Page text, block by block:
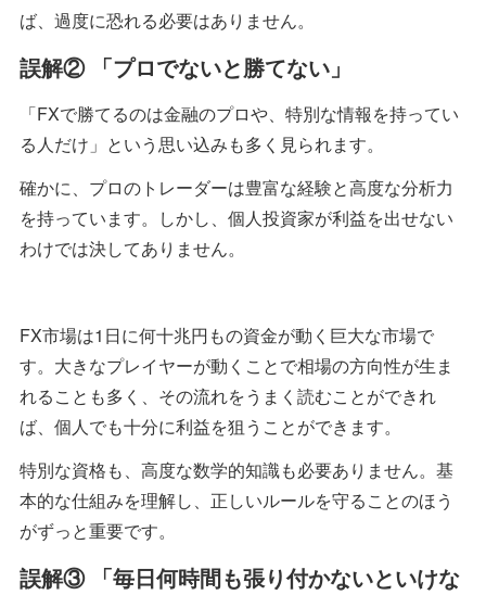
ば、過度に恐れる必要はありません。
誤解② 「プロでないと勝てない」
「FXで勝てるのは金融のプロや、特別な情報を持ってい
る人だけ」という思い込みも多く見られます。
確かに、プロのトレーダーは豊富な経験と高度な分析力
を持っています。しかし、個人投資家が利益を出せない
わけでは決してありません。
FX市場は1日に何十兆円もの資金が動く巨大な市場で
す。大きなプレイヤーが動くことで相場の方向性が生ま
れることも多く、その流れをうまく読むことができれ
ば、個人でも十分に利益を狙うことができます。
特別な資格も、高度な数学的知識も必要ありません。基
本的な仕組みを理解し、正しいルールを守ることのほう
がずっと重要です。
誤解③ 「毎日何時間も張り付かないといけな